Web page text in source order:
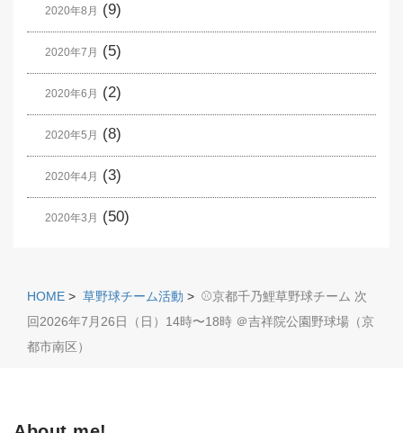
2020年8月 (9)
2020年7月 (5)
2020年6月 (2)
2020年5月 (8)
2020年4月 (3)
2020年3月 (50)
HOME > 草野球チーム活動 > ⚾️京都千乃鯉草野球チーム 次
回2026年7月26日（日）14時〜18時 ＠吉祥院公園野球場（京
都市南区）